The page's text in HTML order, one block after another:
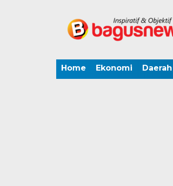
Home Ekonomi Daerah